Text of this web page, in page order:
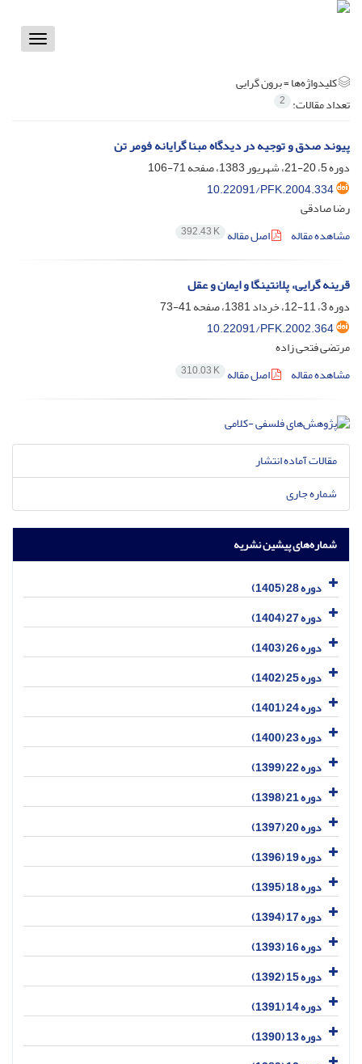
Toggle
کلیدواژه‌ها =برون گرایی
تعداد مقالات: 2
پیوند صدق و توجیه در دیدگاه مبنا گرایانه فومر تن
دوره 5، 20-21، شهریور 1383، صفحه
71-106
10.22091/PFK.2004.334
رضا صادقی
مشاهده مقاله
اصل مقاله 392.43 K
قرینه گرایی، پلانتینگا و ایمان و عقل
دوره 3، 11-12، خرداد 1381، صفحه
41-73
10.22091/PFK.2002.364
مرتضی فتحی زاده
مشاهده مقاله
اصل مقاله 310.03 K
مقالات آماده انتشار
شماره جاری
شماره‌های پیشین نشریه
دوره 28 (1405)
دوره 27 (1404)
دوره 26 (1403)
دوره 25 (1402)
دوره 24 (1401)
دوره 23 (1400)
دوره 22 (1399)
دوره 21 (1398)
دوره 20 (1397)
دوره 19 (1396)
دوره 18 (1395)
دوره 17 (1394)
دوره 16 (1393)
دوره 15 (1392)
دوره 14 (1391)
دوره 13 (1390)